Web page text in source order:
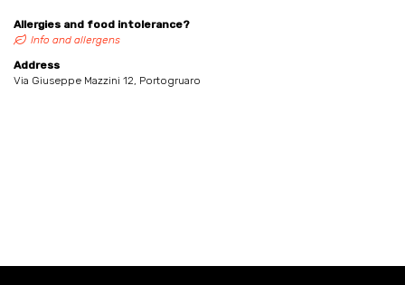
Allergies and food intolerance?
Info and allergens
Address
Via Giuseppe Mazzini 12, Portogruaro